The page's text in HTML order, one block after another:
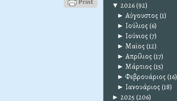
▼ 2026(92)
► Αύγουστος (1)
► Ιούλιος (6)
► Ιούνιος (7)
► Μαϊος (12)
► Απρίλιος (17)
► Μάρτιος (15)
► Φεβρουάριος (16)
► Ιανουάριος (18)
► 2025 (206)